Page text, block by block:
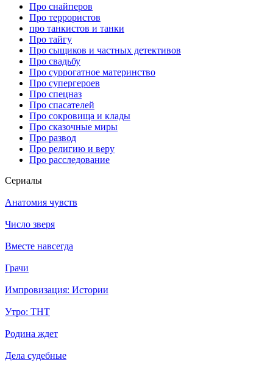
Про снайперов
Про террористов
про танкистов и танки
Про тайгу
Про сыщиков и частных детективов
Про свадьбу
Про суррогатное материнство
Про супергероев
Про спецназ
Про спасателей
Про сокровища и клады
Про сказочные миры
Про развод
Про религию и веру
Про расследование
Се­риа­лы
Анатомия чувств
Число зверя
Вместе навсегда
Грачи
Импровизация: Истории
Утро: ТНТ
Родина ждет
Дела судебные